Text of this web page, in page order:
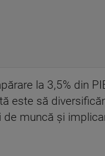
la 3,5% din
este să
muncă şi